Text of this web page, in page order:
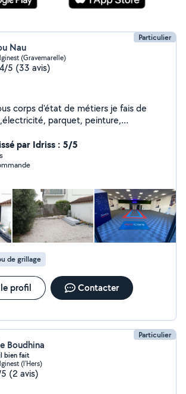
Particulier
Nau
(Gravemarelle)
5 (33 avis)
corps d'état de métiers je fais de
parquet, peinture,
par Idriss : 5/5
de grillage
profil Contacter
Particulier
Boudhina
bien fait
(l'Hers)
(2 avis)